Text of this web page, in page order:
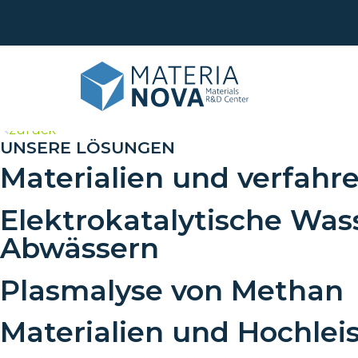
zurück
UNSERE LÖSUNGEN
Materialien und
Elektrokatalytische
Abwässern
Plasmalyse von Methan
Materialien und